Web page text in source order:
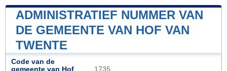
ADMINISTRATIEF NUMMER VAN
DE GEMEENTE VAN HOF VAN
TWENTE
Code van de
gemeente van Hof
1735